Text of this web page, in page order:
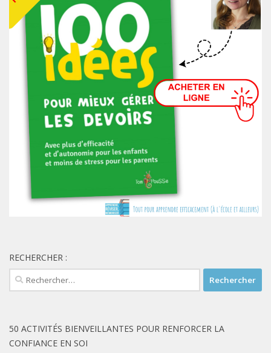
RECHERCHER :
Rechercher :
50 ACTIVITÉS BIENVEILLANTES POUR RENFORCER LA
CONFIANCE EN SOI